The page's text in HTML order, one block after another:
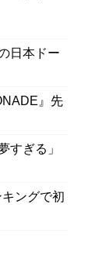
日本ドー
』先
すぎる」
ングで初